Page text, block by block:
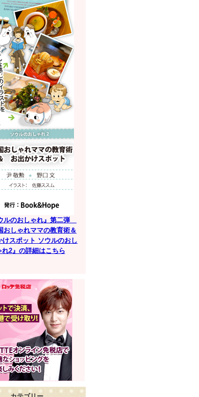
ルのおしゃれ』第二弾
おしゃれママの教育術＆
けスポット ソウルのおし
れ2』の詳細はこちら